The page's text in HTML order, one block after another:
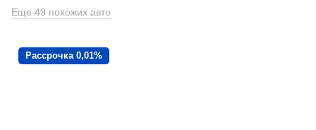
Еще 49 похожих авто
Рассрочка 0,01%